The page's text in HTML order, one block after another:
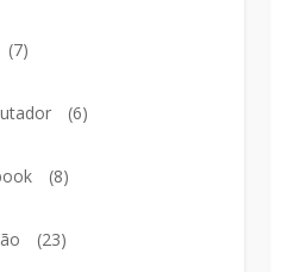
(7)
(6)
(8)
(23)